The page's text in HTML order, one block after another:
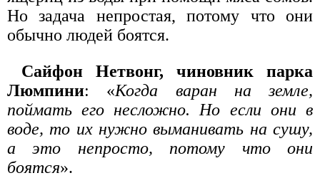
Но задача непростая, потому что они
обычно людей боятся.
Сайфон Нетвонг, чиновник парка
Люмпини: «Когда варан на земле,
поймать его несложно. Но если они в
воде, то их нужно выманивать на сушу,
а это непросто, потому что они
боятся».